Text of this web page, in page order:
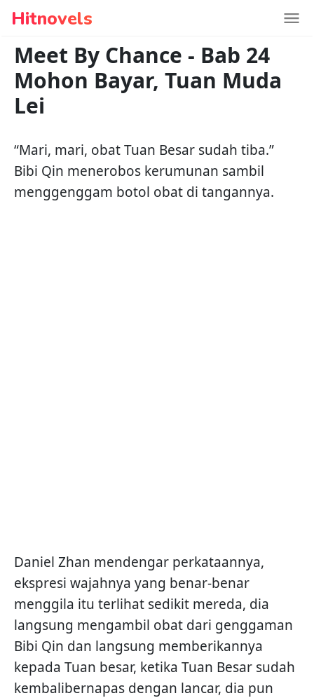
Hitnovels
Meet By Chance - Bab 24
Mohon Bayar, Tuan Muda
Lei
“Mari, mari, obat Tuan Besar sudah tiba.”
Bibi Qin menerobos kerumunan sambil
menggenggam botol obat di tangannya.
Daniel Zhan mendengar perkataannya,
ekspresi wajahnya yang benar-benar
menggila itu terlihat sedikit mereda, dia
langsung mengambil obat dari genggaman
Bibi Qin dan langsung memberikannya
kepada Tuan besar, ketika Tuan Besar sudah
kembalibernapas dengan lancar, dia pun